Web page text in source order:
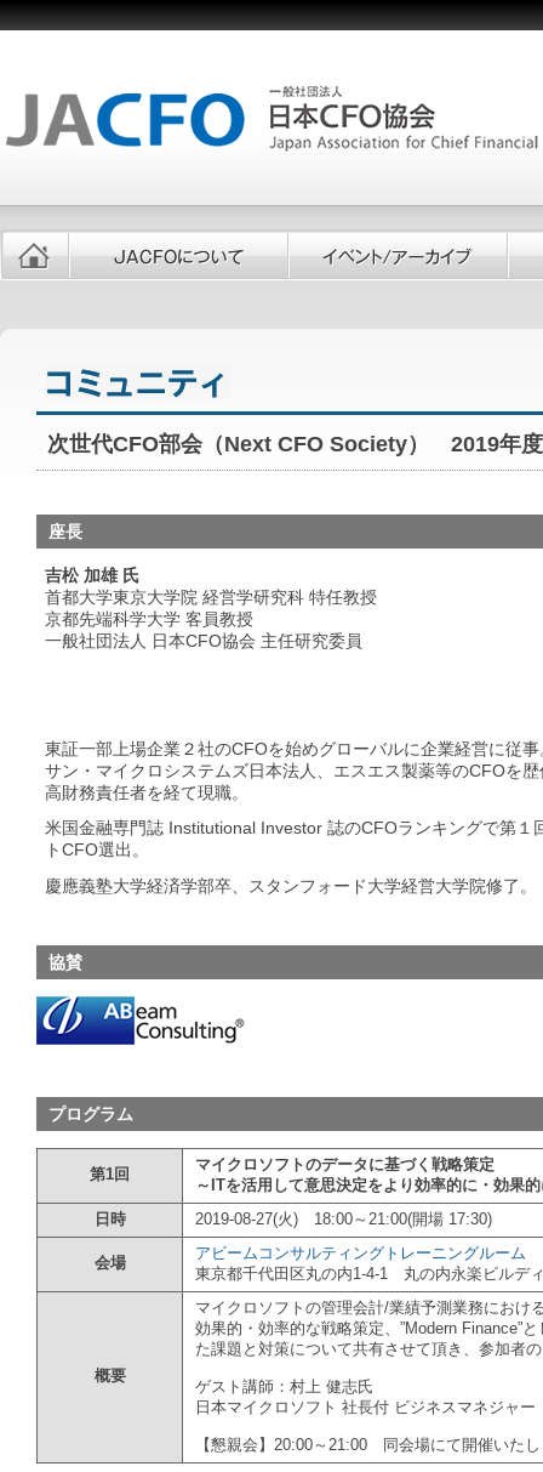
次世代CFO部会（Next CFO Society） 2019年
座長
吉松 加雄 氏
首都大学東京大学院 経営学研究科 特任教授
京都先端科学大学 客員教授
一般社団法人 日本CFO協会 主任研究委員
東証一部上場企業２社のCFOを始めグローバルに企業経営に従
サン・マイクロシステムズ日本法人、エスエス製薬等のCFOを
高財務責任者を経て現職。
米国金融専門誌 Institutional Investor 誌のCFOランキングで第１
トCFO選出。
慶應義塾大学経済学部卒、スタンフォード大学経営大学院修了。
協賛
プログラム
第1回
マイクロソフトのデータに基づく戦略策定
～ITを活用して意思決定をより効率的に・効果
日時
2019-08-27(火) 18:00～21:00(開場 17:30)
会場
アビームコンサルティングトレーニングルーム
東京都千代田区丸の内1-4-1 丸の内永楽ビルデ
概要
マイクロソフトの管理会計/業績予測業務におけ
効果的・効率的な戦略策定、”Modern Finance”
た課題と対策について共有させて頂き、参加者
ゲスト講師：村上 健志氏
日本マイクロソフト 社長付 ビジネスマネジャー
【懇親会】20:00～21:00 同会場にて開催いた